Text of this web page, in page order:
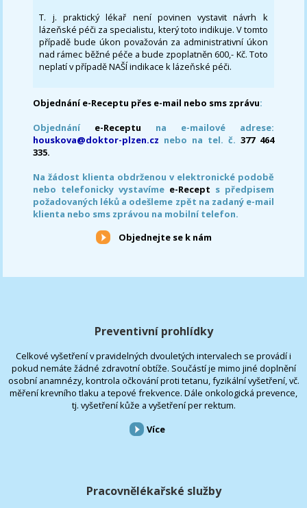
T. j. praktický lékař není povinen vystavit návrh k
lázeňské péči za specialistu, který toto indikuje. V tomto
případě bude úkon považován za administrativní úkon
nad rámec běžné péče a bude zpoplatněn 600,- Kč. Toto
neplatí v případě NAŠÍ indikace k lázeňské péči.
Objednání e-Receptu přes e-mail nebo sms zprávu:
Objednání e-Receptu na e-mailové adrese:
houskova@doktor-plzen.cz nebo na tel. č. 377 464
335.
Na žádost klienta obdrženou v elektronické podobě
nebo telefonicky vystavíme e-Recept s předpisem
požadovaných léků a odešleme zpět na zadaný e-mail
klienta nebo sms zprávou na mobilní telefon.
Objednejte se k nám
Preventivní prohlídky
Celkové vyšetření v pravidelných dvouletých intervalech se provádí i
pokud nemáte žádné zdravotní obtíže. Součástí je mimo jiné doplnění
osobní anamnézy, kontrola očkování proti tetanu, fyzikální vyšetření, vč.
měření krevního tlaku a tepové frekvence. Dále onkologická prevence,
tj. vyšetření kůže a vyšetření per rektum.
Více
Pracovnělékařské služby